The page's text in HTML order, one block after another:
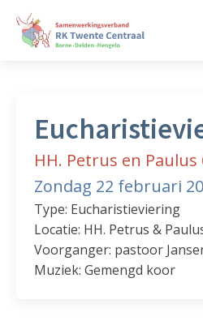
HH. Petrus en Paulus
Zondag 22 februari
Type: Eucharistieviering
Locatie: HH. Petrus &
Voorganger: pastoor
Muziek: Gemengd koor